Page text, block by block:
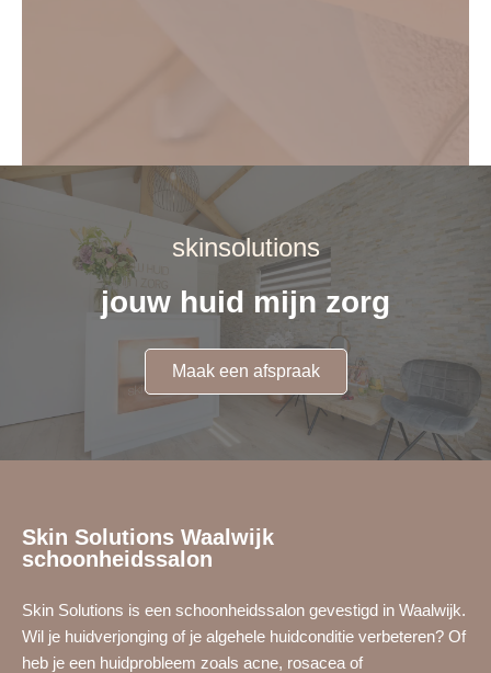
skinsolutions
jouw huid mijn zorg
Maak een afspraak
Skin Solutions Waalwijk
schoonheidssalon
Skin Solutions is een schoonheidssalon gevestigd in Waalwijk.
Wil je huidverjonging of je algehele huidconditie verbeteren? Of
heb je een huidprobleem zoals acne, rosacea of